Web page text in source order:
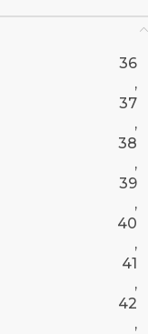
36
,
37
,
38
,
39
,
40
,
41
,
42
,